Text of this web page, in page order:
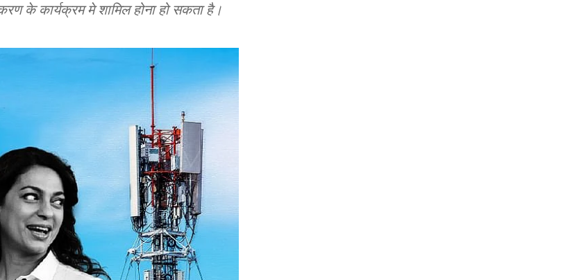
के कार्यक्रम मे शामिल होना हो सकता है।